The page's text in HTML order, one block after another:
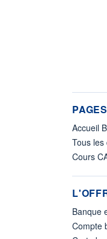
Accueil
Tous
Cours
Banque
Compte